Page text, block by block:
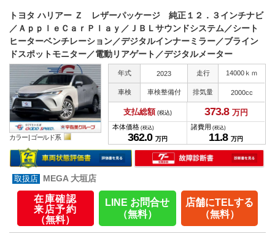
トヨタ ハリアー Ｚ レザーパッケージ 純正１２．３インチナビ
／ＡｐｐｌｅＣａｒＰｌａｙ／ＪＢＬサウンドシステム／シート
ヒーターベンチレーション／デジタルインナーミラー／ブライン
ドスポットモニター／電動リアゲート／デジタルメーター
カラー | ゴールド系
年式 2023 走行 14000ｋｍ
車検 車検整備付 排気量 2000cc
支払総額 (税込) 373.8 万円
本体価格 (税込)
362.0 万円
諸費用 (税込)
11.8 万円
MEGA 大垣店
在庫確認
来店予約
（無料）
LINE お問合せ
（無料）
店舗にTELする
（無料）